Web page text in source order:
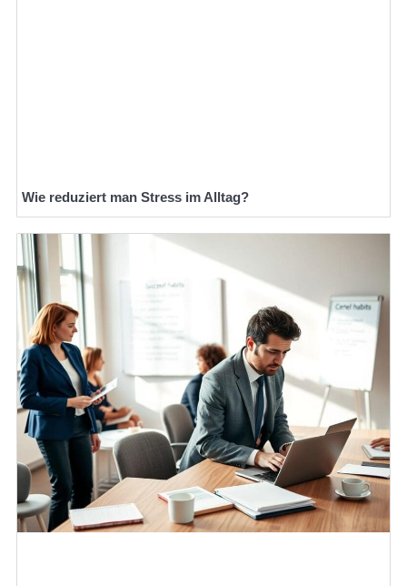
Wie reduziert man Stress im Alltag?